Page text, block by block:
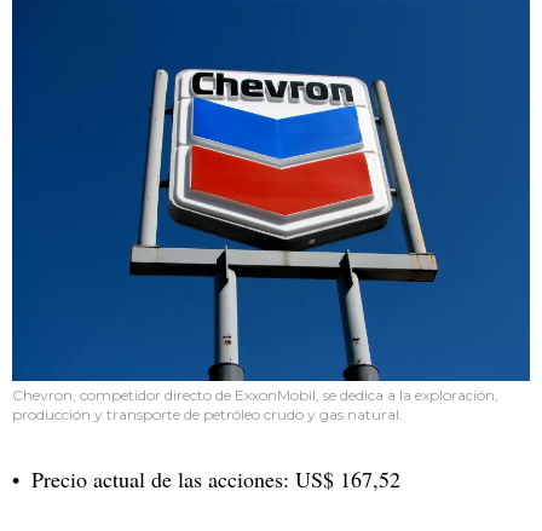
Chevron, competidor directo de ExxonMobil, se dedica a la exploración,
producción y transporte de petróleo crudo y gas natural.
Precio actual de las acciones: US$ 167,52